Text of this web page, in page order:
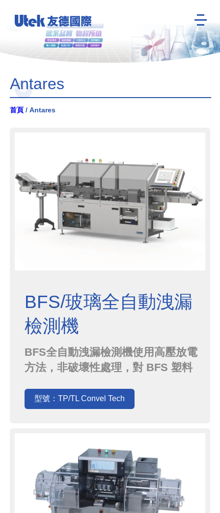
Antares
首頁 / Antares
BFS/玻璃全自動洩漏
檢測機
BFS全自動洩漏檢測機使用高壓放電
方法，非破壞性處理，對 BFS 塑料
Strips從上游機器通過傳送帶到達，
經水平位置反轉。 氣缸自動將每個條
於不同區域的站點進行測試。檢測方
法是在不同尺寸的條帶的兩個電...
型號：TP/TL Convel Tech